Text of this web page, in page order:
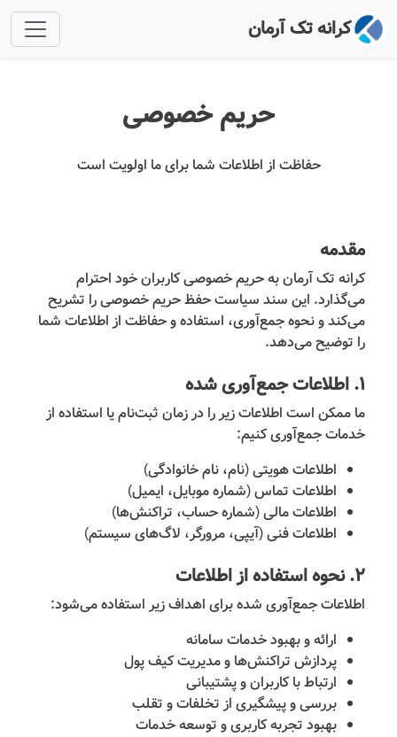
کرانه تک آرمان
حریم خصوصی
حفاظت از اطلاعات شما برای ما اولویت است
مقدمه
کرانه تک آرمان به حریم خصوصی کاربران خود احترام
می‌گذارد. این سند سیاست حفظ حریم خصوصی را تشریح
می‌کند و نحوه جمع‌آوری، استفاده و حفاظت از اطلاعات شما
را توضیح می‌دهد.
۱. اطلاعات جمع‌آوری شده
ما ممکن است اطلاعات زیر را در زمان ثبت‌نام یا استفاده از
خدمات جمع‌آوری کنیم:
اطلاعات هویتی (نام، نام خانوادگی)
اطلاعات تماس (شماره موبایل، ایمیل)
اطلاعات مالی (شماره حساب، تراکنش‌ها)
اطلاعات فنی (آیپی، مرورگر، لاگ‌های سیستم)
۲. نحوه استفاده از اطلاعات
اطلاعات جمع‌آوری شده برای اهداف زیر استفاده می‌شود:
ارائه و بهبود خدمات سامانه
پردازش تراکنش‌ها و مدیریت کیف پول
ارتباط با کاربران و پشتیبانی
بررسی و پیشگیری از تخلفات و تقلب
بهبود تجربه کاربری و توسعه خدمات